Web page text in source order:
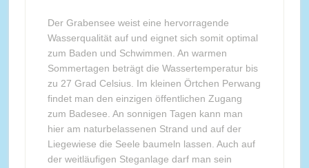
Der Grabensee weist eine hervorragende
Wasserqualität auf und eignet sich somit optimal
zum Baden und Schwimmen. An warmen
Sommertagen beträgt die Wassertemperatur bis
zu 27 Grad Celsius. Im kleinen Örtchen Perwang
findet man den einzigen öffentlichen Zugang
zum Badesee. An sonnigen Tagen kann man
hier am naturbelassenen Strand und auf der
Liegewiese die Seele baumeln lassen. Auch auf
der weitläufigen Steganlage darf man sein